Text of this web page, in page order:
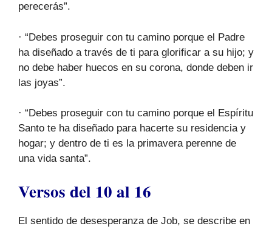
perecerás”.
· “Debes proseguir con tu camino porque el Padre
ha diseñado a través de ti para glorificar a su hijo; y
no debe haber huecos en su corona, donde deben ir
las joyas”.
· “Debes proseguir con tu camino porque el Espíritu
Santo te ha diseñado para hacerte su residencia y
hogar; y dentro de ti es la primavera perenne de
una vida santa”.
Versos del 10 al 16
El sentido de desesperanza de Job, se describe en